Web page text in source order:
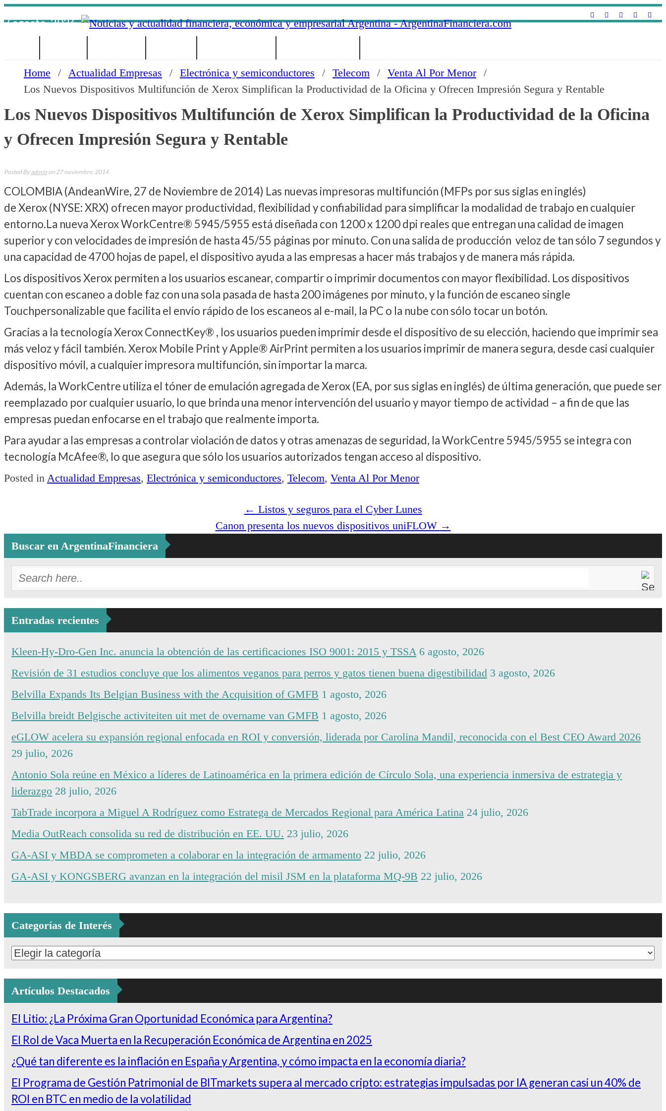
7 agosto, 2026
Home / Actualidad Empresas / Electrónica y semiconductores / Telecom / Venta Al Por Menor /
Los Nuevos Dispositivos Multifunción de Xerox Simplifican la Productividad de la Oficina y Ofrecen Impresión Segura y Rentable
Los Nuevos Dispositivos Multifunción de Xerox Simplifican la Productividad de la Oficina
y Ofrecen Impresión Segura y Rentable
Posted Byadmin on 27 noviembre, 2014
COLOMBIA (AndeanWire, 27 de Noviembre de 2014) Las nuevas impresoras multifunción (MFPs por sus siglas en inglés)
de Xerox (NYSE: XRX) ofrecen mayor productividad, flexibilidad y confiabilidad para simplificar la modalidad de trabajo en cualquier
entorno.La nueva Xerox WorkCentre® 5945/5955 está diseñada con 1200 x 1200 dpi reales que entregan una calidad de imagen
superior y con velocidades de impresión de hasta 45/55 páginas por minuto. Con una salida de producción veloz de tan sólo 7 segundos y
una capacidad de 4700 hojas de papel, el dispositivo ayuda a las empresas a hacer más trabajos y de manera más rápida.
Los dispositivos Xerox permiten a los usuarios escanear, compartir o imprimir documentos con mayor flexibilidad. Los dispositivos
cuentan con escaneo a doble faz con una sola pasada de hasta 200 imágenes por minuto, y la función de escaneo single
Touchpersonalizable que facilita el envío rápido de los escaneos al e-mail, la PC o la nube con sólo tocar un botón.
Gracias a la tecnología Xerox ConnectKey® , los usuarios pueden imprimir desde el dispositivo de su elección, haciendo que imprimir sea
más veloz y fácil también. Xerox Mobile Print y Apple® AirPrint permiten a los usuarios imprimir de manera segura, desde casi cualquier
dispositivo móvil, a cualquier impresora multifunción, sin importar la marca.
Además, la WorkCentre utiliza el tóner de emulación agregada de Xerox (EA, por sus siglas en inglés) de última generación, que puede ser
reemplazado por cualquier usuario, lo que brinda una menor intervención del usuario y mayor tiempo de actividad – a fin de que las
empresas puedan enfocarse en el trabajo que realmente importa.
Para ayudar a las empresas a controlar violación de datos y otras amenazas de seguridad, la WorkCentre 5945/5955 se integra con
tecnología McAfee®, lo que asegura que sólo los usuarios autorizados tengan acceso al dispositivo.
Posted in Actualidad Empresas, Electrónica y semiconductores, Telecom, Venta Al Por Menor
navigation
← Listos y seguros para el Cyber Lunes
Canon presenta los nuevos dispositivos uniFLOW →
Buscar en ArgentinaFinanciera
Entradas recientes
Kleen-Hy-Dro-Gen Inc. anuncia la obtención de las certificaciones ISO 9001: 2015 y TSSA 6 agosto, 2026
Revisión de 31 estudios concluye que los alimentos veganos para perros y gatos tienen buena digestibilidad 3 agosto, 2026
Belvilla Expands Its Belgian Business with the Acquisition of GMFB 1 agosto, 2026
Belvilla breidt Belgische activiteiten uit met de overname van GMFB 1 agosto, 2026
eGLOW acelera su expansión regional enfocada en ROI y conversión, liderada por Carolina Mandil, reconocida con el Best CEO Award 2026
29 julio, 2026
Antonio Sola reúne en México a líderes de Latinoamérica en la primera edición de Círculo Sola, una experiencia inmersiva de estrategia y
liderazgo 28 julio, 2026
TabTrade incorpora a Miguel A Rodríguez como Estratega de Mercados Regional para América Latina 24 julio, 2026
Media OutReach consolida su red de distribución en EE. UU. 23 julio, 2026
GA-ASI y MBDA se comprometen a colaborar en la integración de armamento 22 julio, 2026
GA-ASI y KONGSBERG avanzan en la integración del misil JSM en la plataforma MQ-9B 22 julio, 2026
Categorías de Interés
Categorías
Interés
Artículos Destacados
El Litio: ¿La Próxima Gran Oportunidad Económica para Argentina?
El Rol de Vaca Muerta en la Recuperación Económica de Argentina en 2025
¿Qué tan diferente es la inflación en España y Argentina, y cómo impacta en la economía diaria?
El Programa de Gestión Patrimonial de BITmarkets supera al mercado cripto: estrategias impulsadas por IA generan casi un 40% de
ROI en BTC en medio de la volatilidad